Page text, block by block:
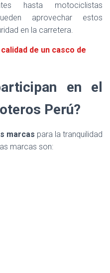
hasta motociclistas
aprovechar estos
en la carretera.
de un casco de
en el
Perú?
marcas para la tranquilidad
marcas son: